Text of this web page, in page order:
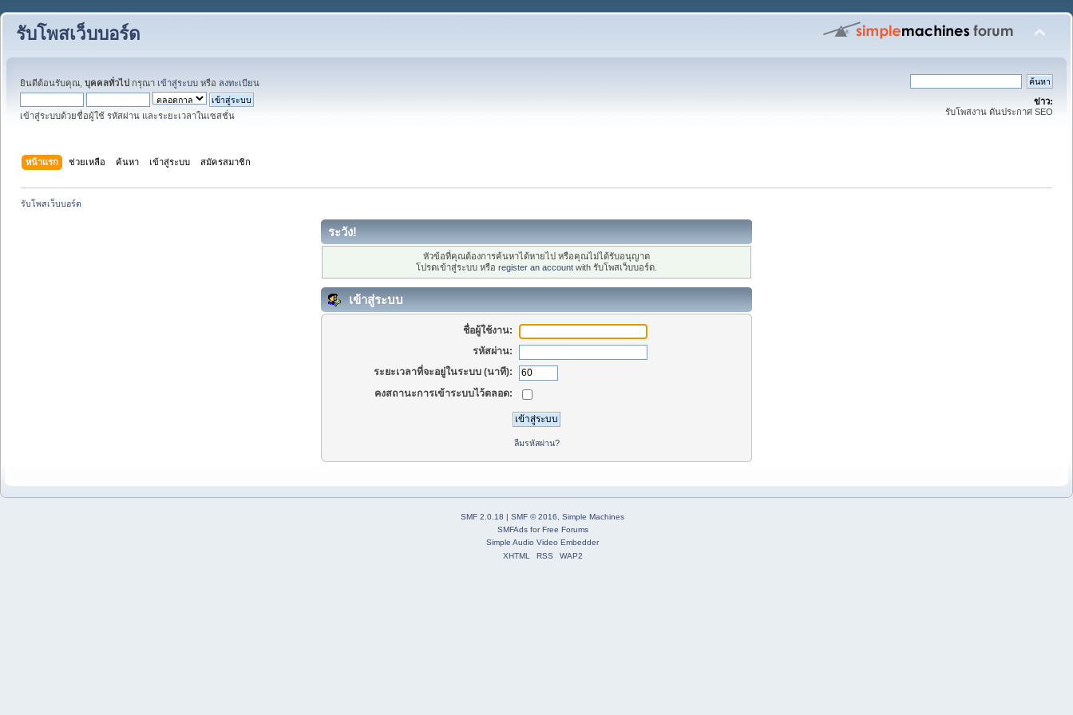
รับโพสเว็บบอร์ด
ยินดีต้อนรับคุณ, บุคคลทั่วไป กรุณา เข้าสู่ระบบ หรือ ลงทะเบียน
เข้าสู่ระบบด้วยชื่อผู้ใช้ รหัสผ่าน และระยะเวลาในเซสชั่น
ข่าว:
รับโพสงาน ดันประกาศ SEO
หน้าแรก ช่วยเหลือ ค้นหา เข้าสู่ระบบ สมัครสมาชิก
รับโพสเว็บบอร์ด
ระวัง!
หัวข้อที่คุณต้องการค้นหาได้หายไป หรือคุณไม่ได้รับอนุญาต
โปรดเข้าสู่ระบบ หรือ register an account with รับโพสเว็บบอร์ด.
เข้าสู่ระบบ
ชื่อผู้ใช้งาน:
รหัสผ่าน:
ระยะเวลาที่จะอยู่ในระบบ (นาที):
คงสถานะการเข้าระบบไว้ตลอด:
ลืมรหัสผ่าน?
SMF 2.0.18 | SMF © 2016
Simple Machines
SMFAdsforFree Forums
Simple Audio Video Embedder
XHTML
RSS WAP2